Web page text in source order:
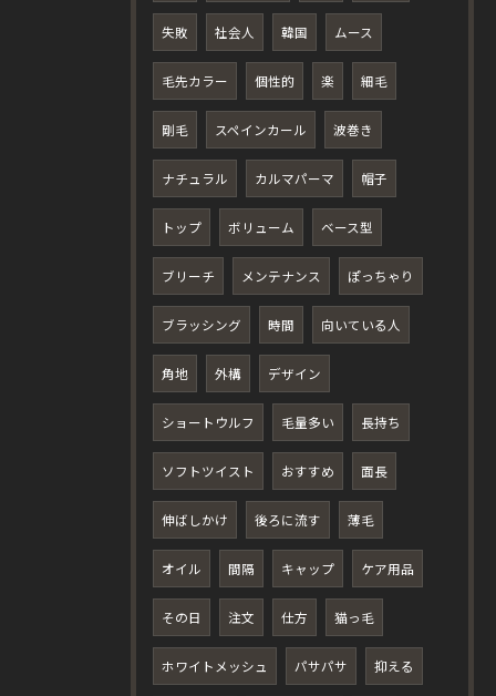
失敗 社会人 韓国 ムース
毛先カラー 個性的 楽 細毛
剛毛 スペインカール 波巻き
ナチュラル カルマパーマ 帽子
トップ ボリューム ベース型
ブリーチ メンテナンス ぽっちゃり
ブラッシング 時間 向いている人
角地 外構 デザイン
ショートウルフ 毛量多い 長持ち
ソフトツイスト おすすめ 面長
伸ばしかけ 後ろに流す 薄毛
オイル 間隔 キャップ ケア用品
その日 注文 仕方 猫っ毛
ホワイトメッシュ パサパサ 抑える